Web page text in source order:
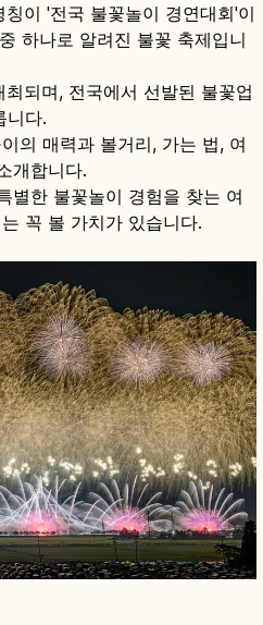
이 '전국 불꽃놀이 경연대회'이
하나로 알려진 불꽃 축제입니
되며, 전국에서 선발된 불꽃업
니다.
의 매력과 볼거리, 가는 법, 여
개합니다.
별한 불꽃놀이 경험을 찾는 여
꼭 볼 가치가 있습니다.